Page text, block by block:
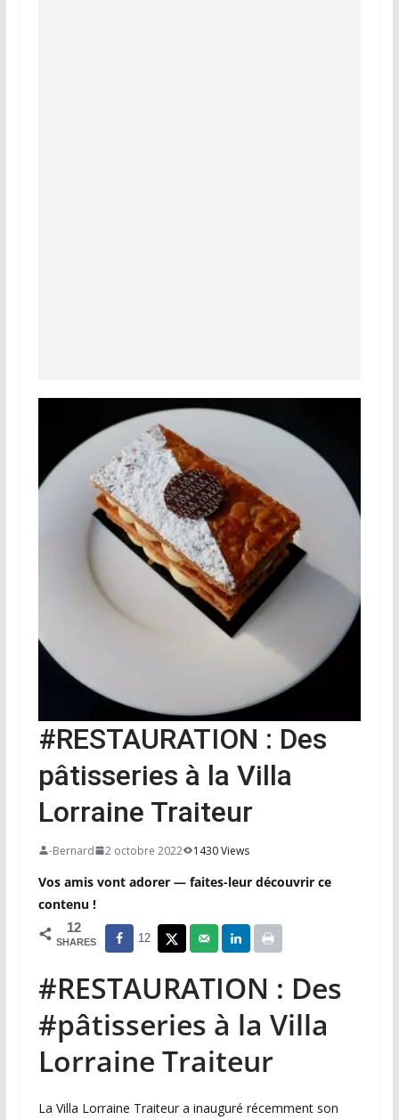
#RESTAURATION : Des
pâtisseries à la Villa
Lorraine Traiteur
-Bernard 2 octobre 2022 1430 Views
Vos amis vont adorer — faites-leur découvrir ce
contenu !
12
SHARES 12
#RESTAURATION : Des
#pâtisseries à la Villa
Lorraine Traiteur
La Villa Lorraine Traiteur a inauguré récemment son